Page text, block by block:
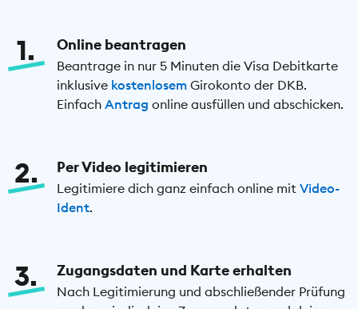
1 Online beantragen
Beantrage in nur 5 Minuten die Visa Debitkarte
inklusive kostenlosemGirokonto der DKB.
Einfach Antrag online ausfüllen und abschicken.
2 Per Video legitimieren
Legitimiere dich ganz einfach online mit Video-
Ident.
3 Zugangsdaten und Karte erhalten
Nach Legitimierung und abschließender Prüfung